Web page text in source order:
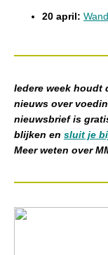
20 april:
Iedere week houdt
nieuws over
nieuwsbrief is
blijken en sluit je
Meer weten over